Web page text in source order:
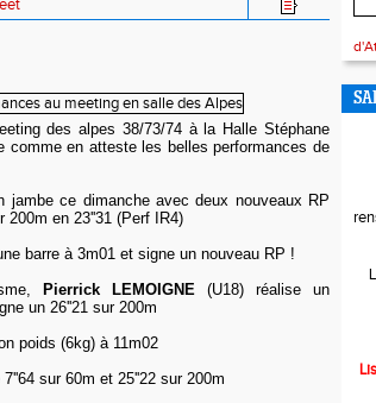
des alpes 38/73/74 à la Halle Stéphane
comme en atteste les belles performances de
jambe ce dimanche avec deux nouveaux RP
200m en 23''31 (Perf IR4)
barre à 3m01 et signe un nouveau RP !
Pierrick LEMOIGNE (U18) réalise un
un 26''21 sur 200m
poids (6kg) à 11m02
sur 60m et 25''22 sur 200m